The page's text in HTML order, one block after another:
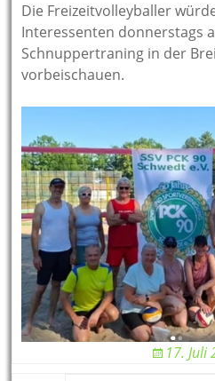
Die Freizeitvolleyballer
Interessenten donnerstags
Schnuppertraning in der
vorbeischauen.
17. Juli